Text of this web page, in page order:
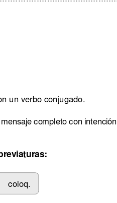
un verbo conjugado.
completo con intención.
coloq.